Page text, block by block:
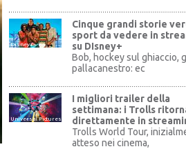
Disney+
Cinque grandi storie
sport da vedere in
su DIsney+
Bob, hockey sul ghiaccio,
pallacanestro: ec
Universal Pictures
I migliori trailer della
settimana: i Trolls
direttamente in
Trolls World Tour,
atteso nei cinema,